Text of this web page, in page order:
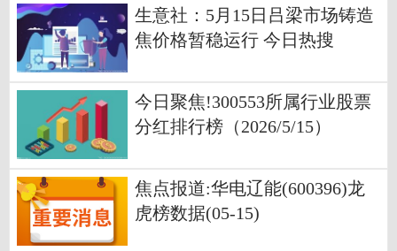
生意社：5月15日吕梁市场铸造
焦价格暂稳运行 今日热搜
今日聚焦!300553所属行业股票
分红排行榜（2026/5/15）
焦点报道:华电辽能(600396)龙
虎榜数据(05-15)